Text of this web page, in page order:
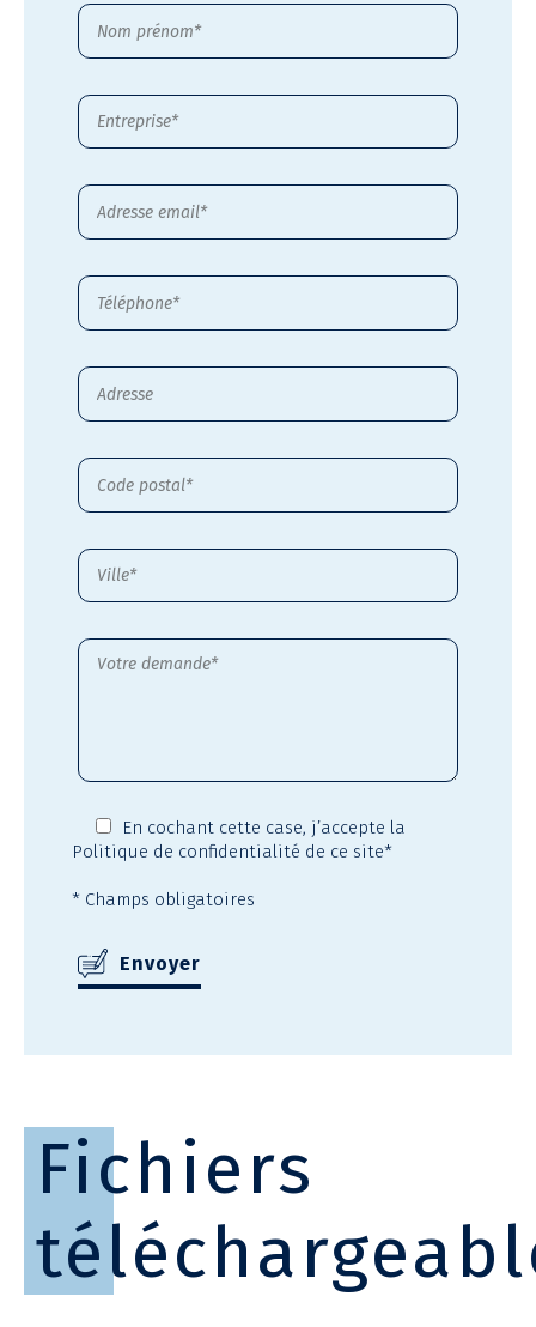
En cochant cette case, j’accepte la
Politique de confidentialité de ce site*
* Champs obligatoires
Fichiers